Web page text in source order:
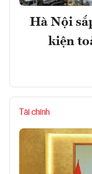
Hà Nội
kiện
Tài chính